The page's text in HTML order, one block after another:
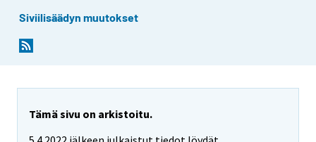
Siviilisäädyn muutokset
Tämä sivu on arkistoitu.